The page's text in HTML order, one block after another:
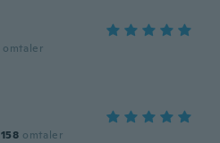
omtaler
158 omtaler